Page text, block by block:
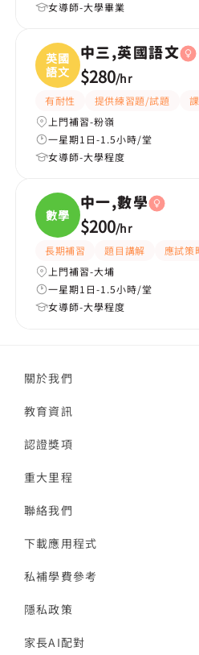
女導師-大學畢業
英國
語文
中三,英國語文
$280/hr
有耐性 提供練習題/試題
上門補習-粉嶺
一星期1日-1.5小時/堂
女導師-大學程度
數學
中一,數學
$200/hr
長期補習 題目講解 應試策
上門補習-大埔
一星期1日-1.5小時/堂
女導師-大學程度
關於我們
教育資訊
認證獎項
重大里程
聯絡我們
下載應用程式
私補學費參考
隱私政策
家長AI配對